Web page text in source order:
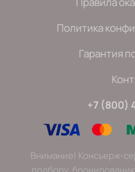
Политика
Гарантия
+7 (800)
Внимание! Консьерж-